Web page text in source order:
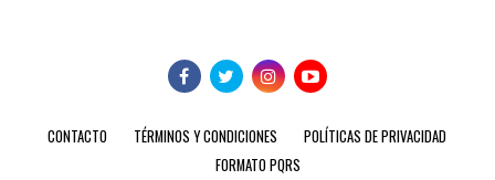
CONTACTO TÉRMINOS Y CONDICIONES
POLÍTICAS DE PRIVACIDAD
FORMATO PQRS